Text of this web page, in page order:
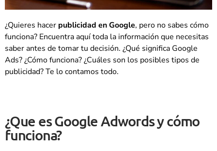
¿Quieres hacer publicidad en Google, pero no sabes cómo
funciona? Encuentra aquí toda la información que necesitas
saber antes de tomar tu decisión. ¿Qué significa Google
Ads? ¿Cómo funciona? ¿Cuáles son los posibles tipos de
publicidad? Te lo contamos todo.
¿Que es Google Adwords y cómo
funciona?